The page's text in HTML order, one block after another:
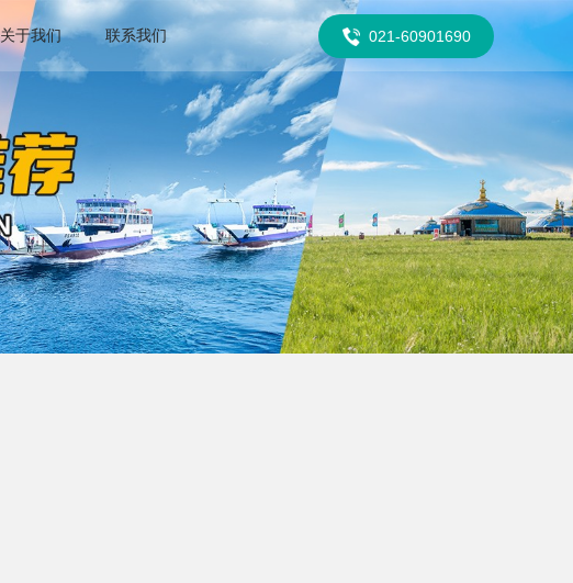
关于我们 联系我们 021-60901690